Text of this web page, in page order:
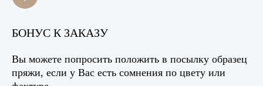
БОНУС К ЗАКАЗУ
Вы можете попросить положить в посылку образец
пряжи, если у Вас есть сомнения по цвету или